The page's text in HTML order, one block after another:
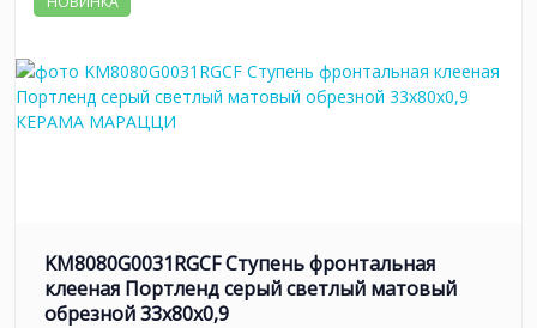
KM8080G0031RGCF Ступень фронтальная
клееная Портленд серый светлый матовый
обрезной 33x80x0,9